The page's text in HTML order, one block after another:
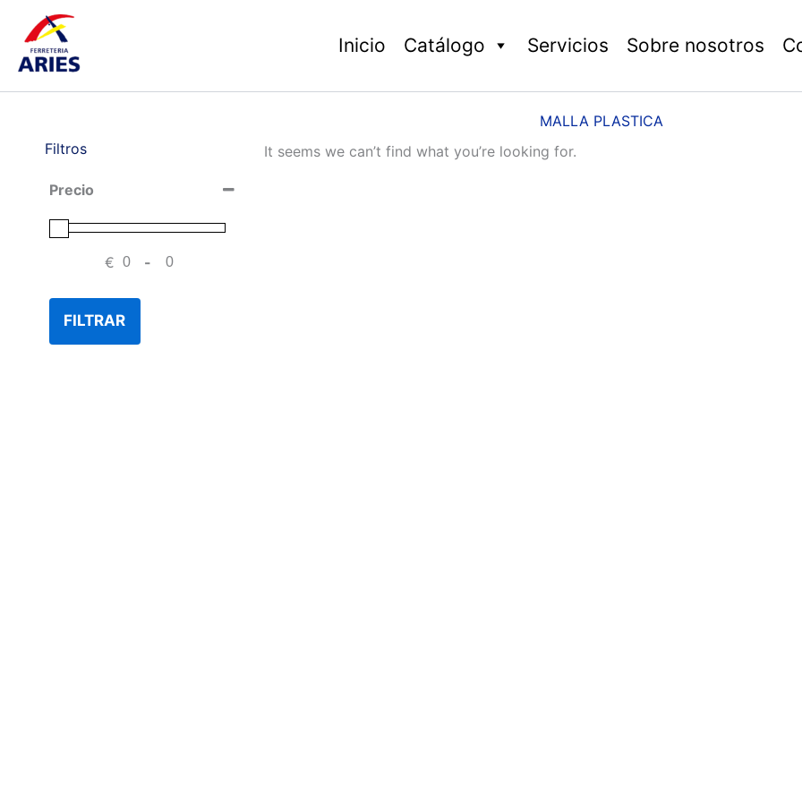
contenido
Inicio Catálogo Servicios Sobre nosotros
MALLA PLASTICA
Filtros
Precio
€ Minimum Price
-Maximum Price
FILTRAR
It seems we can’t find what you’re looking for.